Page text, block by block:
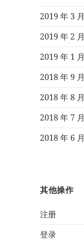
2019 年 3 月
2019 年 2 月
2019 年 1 月
2018 年 9 月
2018 年 8 月
2018 年 7 月
2018 年 6 月
其他操作
注册
登录